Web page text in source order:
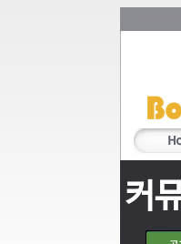
커